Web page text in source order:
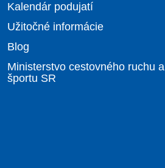
Kalendár podujatí
Užitočné informácie
Blog
Ministerstvo cestovného ruchu a
športu SR